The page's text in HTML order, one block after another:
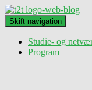
Skift navigation
Studie- og
Program